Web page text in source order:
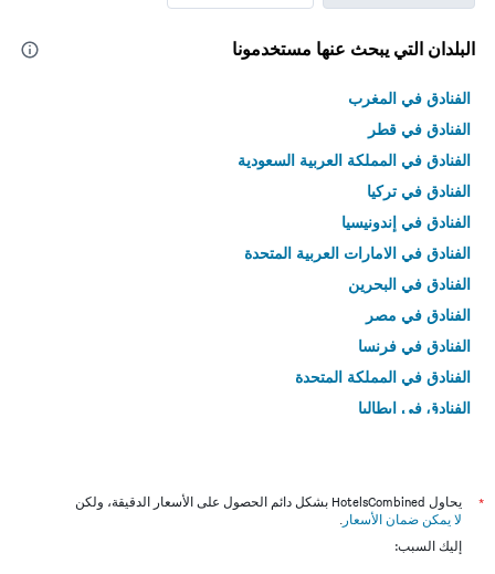
البلدان التي يبحث عنها مستخدمونا
الفنادق في المغرب
الفنادق في قطر
الفنادق في المملكة العربية السعودية
الفنادق في تركيا
الفنادق في إندونيسيا
الفنادق في الامارات العربية المتحدة
الفنادق في البحرين
الفنادق في مصر
الفنادق في فرنسا
الفنادق في المملكة المتحدة
الفنادق في إيطاليا
*
يحاول HotelsCombined بشكل دائم الحصول على الأسعار الدقيقة، ولكن
لا يمكن ضمان الأسعار .
إليك السبب: